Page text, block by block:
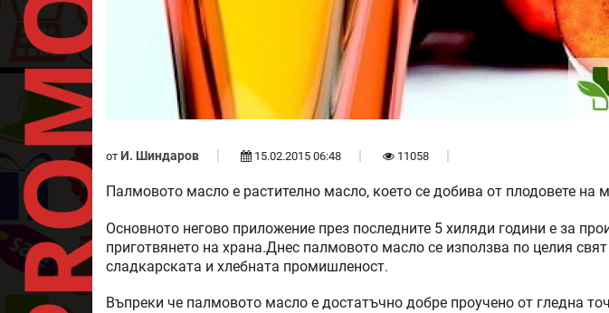
от И. Шиндаров 15.02.2015 06:48 11058
Палмовото масло е растително масло, което се добива от плодовете на
Основното негово приложение през последните 5 хиляди години е за
приготвянето на храна.Днес палмовото масло се използва по целия
сладкарската и хлебната промишленост.
Въпреки че палмовото масло е достатъчно добре проучено от гледна